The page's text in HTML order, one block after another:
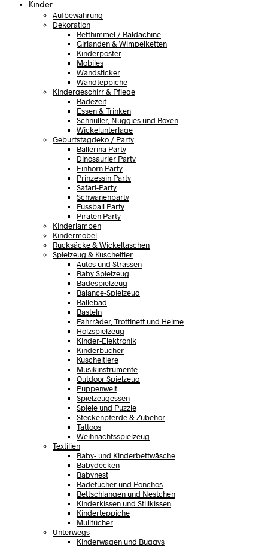
Kinder
Aufbewahrung
Dekoration
Betthimmel / Baldachine
Girlanden & Wimpelketten
Kinderposter
Mobiles
Wandsticker
Wandteppiche
Kindergeschirr & Pflege
Badezeit
Essen & Trinken
Schnuller, Nuggies und Boxen
Wickelunterlage
Geburtstagdeko / Party
Ballerina Party
Dinosaurier Party
Einhorn Party
Prinzessin Party
Safari-Party
Schwanenparty
Fussball Party
Piraten Party
Kinderlampen
Kindermöbel
Rucksäcke & Wickeltaschen
Spielzeug & Kuscheltier
Autos und Strassen
Baby Spielzeug
Badespielzeug
Balance-Spielzeug
Bällebad
Basteln
Fahrräder, Trottinett und Helme
Holzspielzeug
Kinder-Elektronik
Kinderbücher
Kuscheltiere
Musikinstrumente
Outdoor Spielzeug
Puppenwelt
Spielzeugessen
Spiele und Puzzle
Steckenpferde & Zubehör
Tattoos
Weihnachtsspielzeug
Textilien
Baby- und Kinderbettwäsche
Babydecken
Babynest
Badetücher und Ponchos
Bettschlangen und Nestchen
Kinderkissen und Stillkissen
Kinderteppiche
Mulltücher
Unterwegs
Kinderwagen und Buggys